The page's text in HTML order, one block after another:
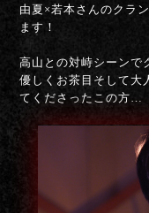
由夏×若本さんのクラ
ます！
高山との対峙シーンで
優しくお茶目そして大
てくださったこの方…